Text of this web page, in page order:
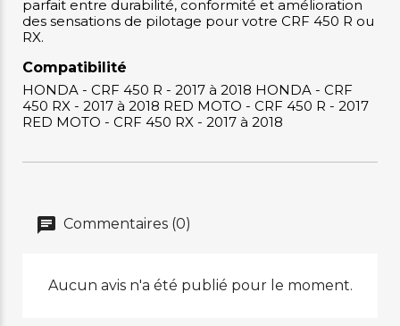
parfait entre durabilité, conformité et amélioration
des sensations de pilotage pour votre CRF 450 R ou
RX.
Compatibilité
HONDA - CRF 450 R - 2017 à 2018 HONDA - CRF
450 RX - 2017 à 2018 RED MOTO - CRF 450 R - 2017
RED MOTO - CRF 450 RX - 2017 à 2018
Commentaires (0)
Aucun avis n'a été publié pour le moment.